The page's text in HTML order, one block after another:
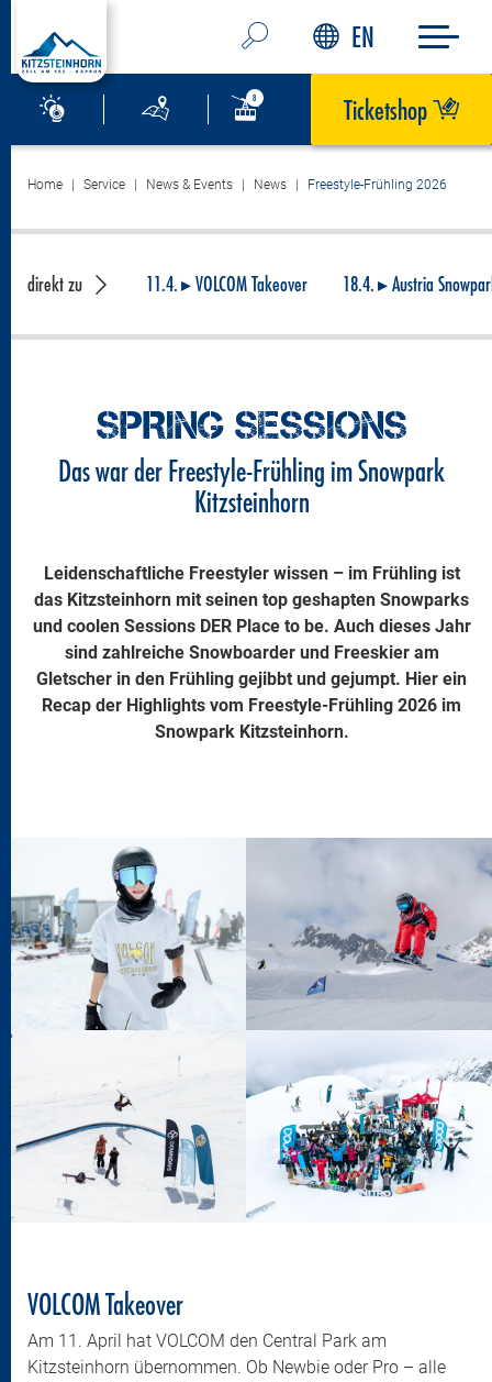
Ticketshop
EN
Home Service News & Events News Freestyle-Frühling 2026
direkt zu 11.4. ▸ VOLCOM Takeover 18.4. ▸ Austria
SPRING SESSIONS
Das war der Freestyle-Frühling im Snowpark
Kitzsteinhorn
Leidenschaftliche Freestyler wissen – im Frühling ist
das Kitzsteinhorn mit seinen top geshapten Snowparks
und coolen Sessions DER Place to be. Auch dieses Jahr
sind zahlreiche Snowboarder und Freeskier am
Gletscher in den Frühling gejibbt und gejumpt. Hier ein
Recap der Highlights vom Freestyle-Frühling 2026 im
Snowpark Kitzsteinhorn.
VOLCOM Takeover
Am 11. April hat VOLCOM den Central Park am
Kitzsteinhorn übernommen. Ob Newbie oder Pro – alle